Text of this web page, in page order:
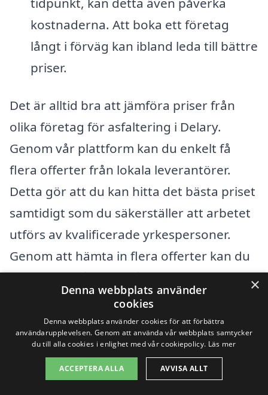
kostnaderna. Att boka ett företag
långt i förväg kan ibland leda till bättre
priser.
Det är alltid bra att jämföra priser från
olika företag för asfaltering i Delary.
Genom vår plattform kan du enkelt få
flera offerter från lokala leverantörer.
Detta gör att du kan hitta det bästa priset
samtidigt som du säkerställer att arbetet
utförs av kvalificerade yrkespersoner.
Genom att hämta in flera offerter kan du
vara säker på att du får ett rättvist pris
baserat på de specifika krav du har för
ditt projekt.
Sammanfattningsvis beror priset för
asfaltering i Delary på flera faktorer.
×
Denna webbplats använder
cookies
Denna webbplats använder cookies för att förbättra
användarupplevelsen. Genom att använda vår webbplats samtycker
du till alla cookies i enlighet med vår cookiepolicy. Läs mer
ACCEPTERA ALLA AVVISA ALLT